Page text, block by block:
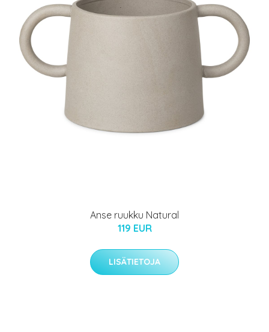
Anse ruukku Natural
119 EUR
LISÄTIETOJA